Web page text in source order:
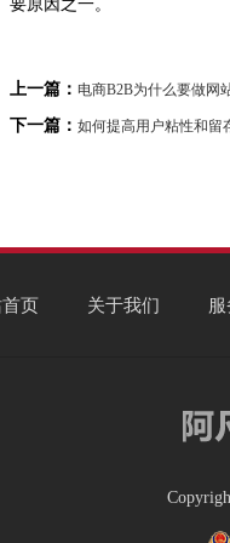
要原因之一。
上一篇： 电商B2B为什么要做网
下一篇： 如何提高用户粘性和留
页 关于我们